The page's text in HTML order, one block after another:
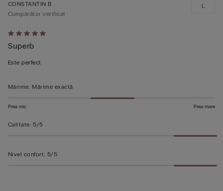
Evaluat
5
din
CONSTANTIN B
Cumpărător verificat
Superb
Este perfect
L
Mărime: Mărime exactă
Prea mic Prea mare
Calitate: 5/5
Nivel confort: 5/5